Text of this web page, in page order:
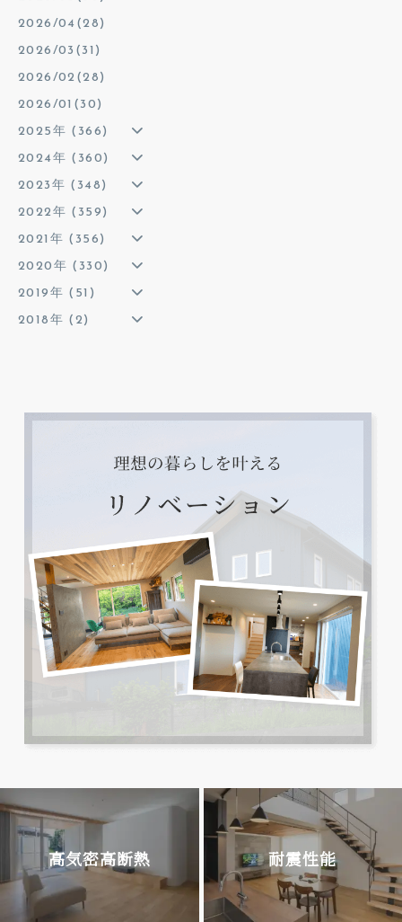
2026/04(28)
2026/03(31)
2026/02(28)
2026/01(30)
2025年 (366)
2024年 (360)
2023年 (348)
2022年 (359)
2021年 (356)
2020年 (330)
2019年 (51)
2018年 (2)
高気密高断熱 耐震性能